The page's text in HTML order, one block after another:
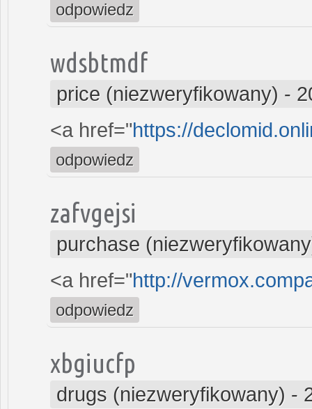
odpowiedz
wdsbtmdf
price (niezweryfikowany) -
<a href="https://
odpowiedz
zafvgejsi
purchase
<a href="http://
odpowiedz
xbgiucfp
drugs (niezweryfikowany) -